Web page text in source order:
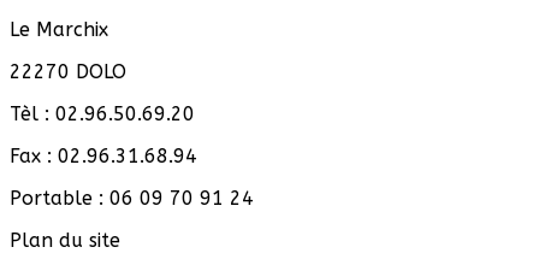
Le Marchix
22270 DOLO
Tèl : 02.96.50.69.20
Fax : 02.96.31.68.94
Portable : 06 09 70 91 24
Plan du site